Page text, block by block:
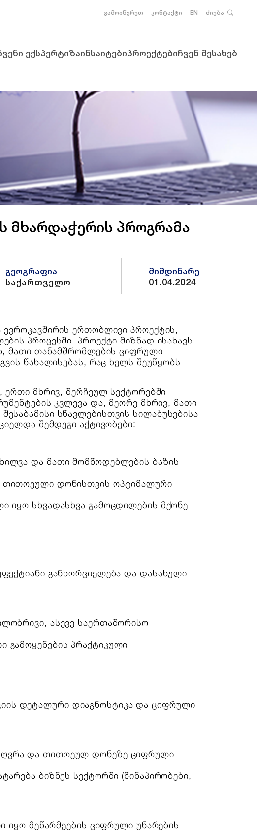
გამოიწერეთ კონტაქტი EN ძიება
ექსპერტიზაინსაიტებიპროექტებიჩვენ შესახებ
მხარდაჭერის პროგრამა
გეოგრაფია
საქართველო
მიმდინარე
01.04.2024
ერთობლივი პროექტის,
პროცესში. პროექტი მიზნად ისახავს
მათი თანამშრომლების ციფრული
წახალისებას, რაც ხელს შეუწყობს
ერთი მხრივ, შერჩეულ სექტორებში
კვლევა და, მეორე მხრივ, მათი
სწავლებისთვის სილაბუსებისა
შემდეგი აქტივობები:
და მათი მომწოდებლების ბაზის
თითოეული დონისთვის ოპტიმალური
იყო სხვადასხვა გამოცდილების მქონე
განხორციელება და დასახული
ასევე საერთაშორისო
პრაქტიკული
დეტალური დიაგნოსტიკა და ციფრული
და თითოეულ დონეზე ციფრული
ბიზნეს სექტორში (წინაპირობები,
იყო მეწარმეების ციფრული უნარების